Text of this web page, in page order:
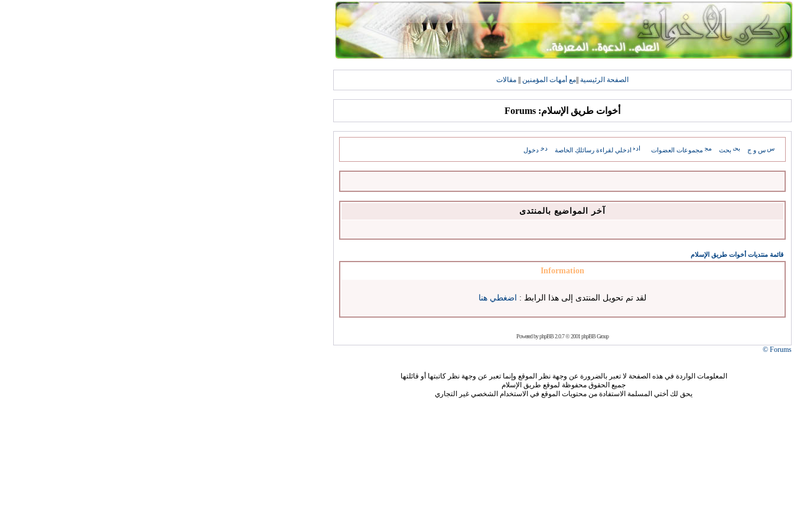
الصفحة الرئيسية مع أمهات المؤمنين مقالات
أخوات طريق الإسلام: Forums
س و ج بحث مجموعات العضوات ادخلي لقراءة رسائلكِ الخاصة دخول
آخر المواضيع بالمنتدى
قائمة منتديات أخوات طريق الإسلام
Information
لقد تم تحويل المنتدى إلى هذا الرابط : اضغطي هنا
Powered byphpBB2.0.7 © 2001 phpBB Group
Forums ©
المعلومات الواردة في هذه الصفحة لا تعبر بالضرورة عن وجهة نظر الموقع وإنما تعبر عن وجهة نظر كاتبتها أو قائلتها
جميع الحقوق محفوظة لموقع طريق الإسلام
يحق لك أختي المسلمة الاستفادة من محتويات الموقع في الاستخدام الشخصي غير التجاري